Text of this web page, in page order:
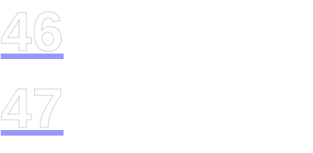
46
47